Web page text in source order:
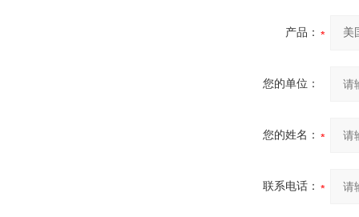
产品：
您的单位：
您的姓名：
联系电话：